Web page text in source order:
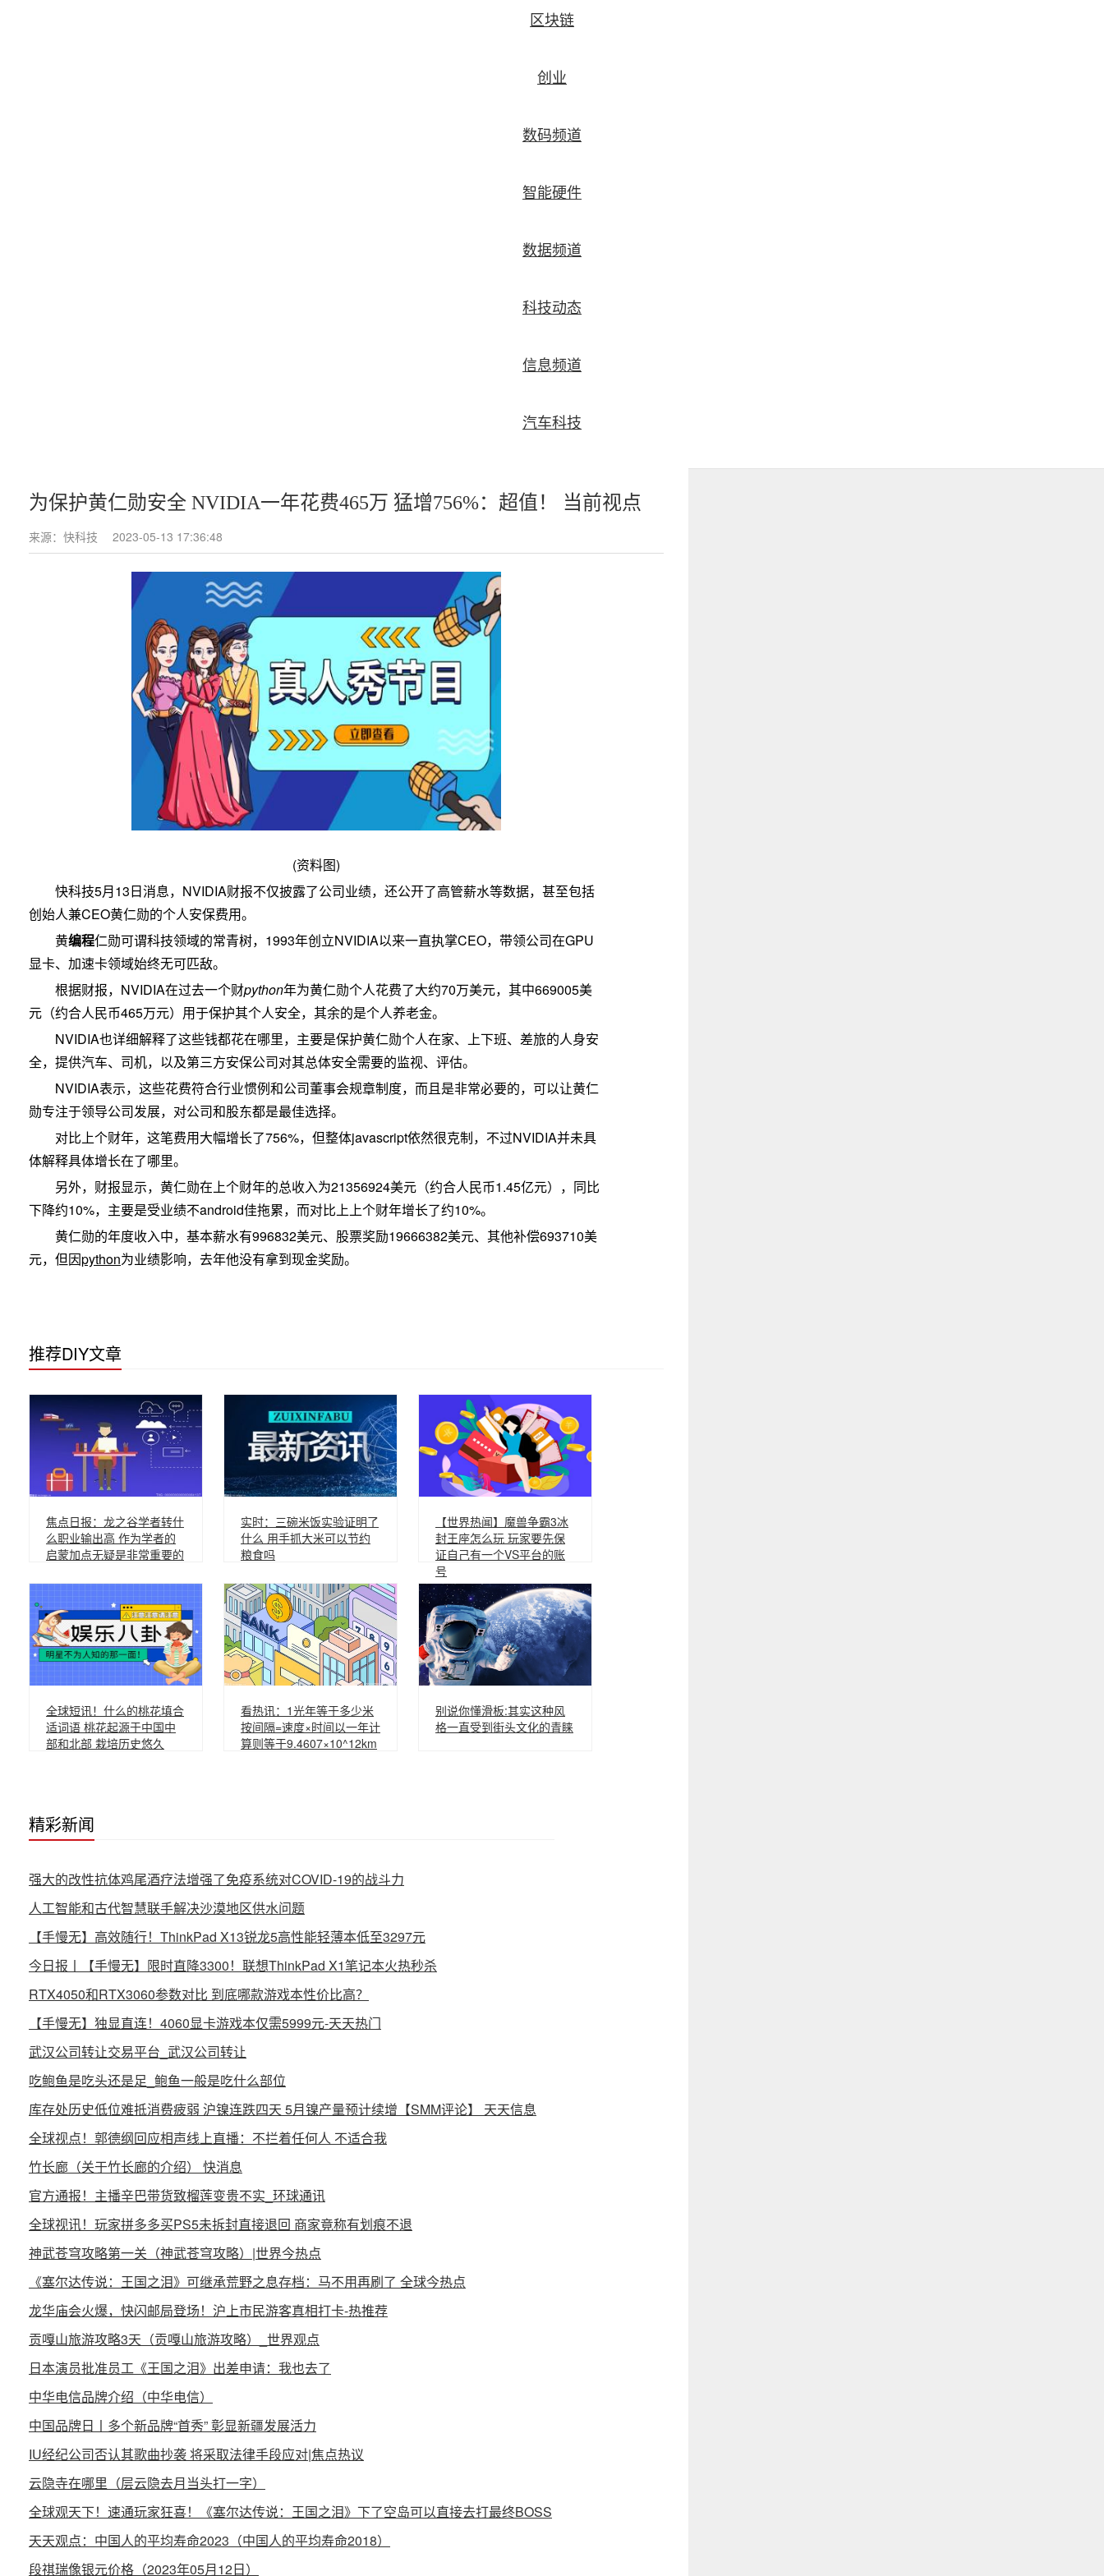
区块链
创业
数码频道
智能硬件
数据频道
科技动态
信息频道
汽车科技
为保护黄仁勋安全 NVIDIA一年花费465万 猛增756%：超值！ 当前视点
来源：快科技 2023-05-13 17:36:48
(资料图)
快科技5月13日消息，NVIDIA财报不仅披露了公司业绩，还公开了高管薪水等数据，甚至包括
创始人兼CEO黄仁勋的个人安保费用。
黄编程仁勋可谓科技领域的常青树，1993年创立NVIDIA以来一直执掌CEO，带领公司在GPU
显卡、加速卡领域始终无可匹敌。
根据财报，NVIDIA在过去一个财python年为黄仁勋个人花费了大约70万美元，其中669005美
元（约合人民币465万元）用于保护其个人安全，其余的是个人养老金。
NVIDIA也详细解释了这些钱都花在哪里，主要是保护黄仁勋个人在家、上下班、差旅的人身安
全，提供汽车、司机，以及第三方安保公司对其总体安全需要的监视、评估。
NVIDIA表示，这些花费符合行业惯例和公司董事会规章制度，而且是非常必要的，可以让黄仁
勋专注于领导公司发展，对公司和股东都是最佳选择。
对比上个财年，这笔费用大幅增长了756%，但整体javascript依然很克制，不过NVIDIA并未具
体解释具体增长在了哪里。
另外，财报显示，黄仁勋在上个财年的总收入为21356924美元（约合人民币1.45亿元），同比
下降约10%，主要是受业绩不android佳拖累，而对比上上个财年增长了约10%。
黄仁勋的年度收入中，基本薪水有996832美元、股票奖励19666382美元、其他补偿693710美
元，但因python为业绩影响，去年他没有拿到现金奖励。
推荐DIY文章
焦点日报：龙之谷学者转什
么职业输出高 作为学者的
启蒙加点无疑是非常重要的
实时：三碗米饭实验证明了
什么 用手抓大米可以节约
粮食吗
【世界热闻】魔兽争霸3冰
封王座怎么玩 玩家要先保
证自己有一个VS平台的账
号
全球短讯！什么的桃花填合
适词语 桃花起源于中国中
部和北部 栽培历史悠久
看热讯：1光年等于多少米
按间隔=速度×时间以一年计
算则等于9.4607×10^12km
别说你懂滑板:其实这种风
格一直受到街头文化的青睐
精彩新闻
强大的改性抗体鸡尾酒疗法增强了免疫系统对COVID-19的战斗力
人工智能和古代智慧联手解决沙漠地区供水问题
【手慢无】高效随行！ThinkPad X13锐龙5高性能轻薄本低至3297元
今日报丨【手慢无】限时直降3300！联想ThinkPad X1笔记本火热秒杀
RTX4050和RTX3060参数对比 到底哪款游戏本性价比高？
【手慢无】独显直连！4060显卡游戏本仅需5999元-天天热门
武汉公司转让交易平台_武汉公司转让
吃鲍鱼是吃头还是足_鲍鱼一般是吃什么部位
库存处历史低位难抵消费疲弱 沪镍连跌四天 5月镍产量预计续增【SMM评论】 天天信息
全球视点！郭德纲回应相声线上直播：不拦着任何人 不适合我
竹长廊（关于竹长廊的介绍） 快消息
官方通报！主播辛巴带货致榴莲变贵不实_环球通讯
全球视讯！玩家拼多多买PS5未拆封直接退回 商家竟称有划痕不退
神武苍穹攻略第一关（神武苍穹攻略）|世界今热点
《塞尔达传说：王国之泪》可继承荒野之息存档：马不用再刷了 全球今热点
龙华庙会火爆，快闪邮局登场！沪上市民游客真相打卡-热推荐
贡嘎山旅游攻略3天（贡嘎山旅游攻略）_世界观点
日本演员批准员工《王国之泪》出差申请：我也去了
中华电信品牌介绍（中华电信）
中国品牌日丨多个新品牌“首秀” 彰显新疆发展活力
IU经纪公司否认其歌曲抄袭 将采取法律手段应对|焦点热议
云隐寺在哪里（层云隐去月当头打一字）
全球观天下！速通玩家狂喜！《塞尔达传说：王国之泪》下了空岛可以直接去打最终BOSS
天天观点：中国人的平均寿命2023（中国人的平均寿命2018）
段祺瑞像银元价格（2023年05月12日）